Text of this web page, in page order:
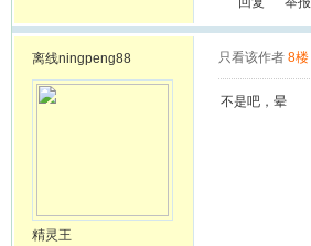
离线ningpeng88
精灵王
只看该作者 8楼
不是吧，晕